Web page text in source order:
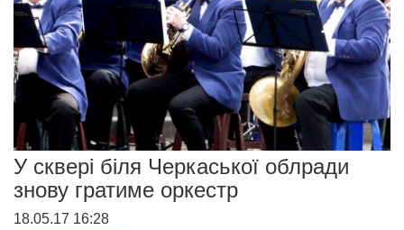
У сквері біля Черкаської облради
знову гратиме оркестр
18.05.17 16:28